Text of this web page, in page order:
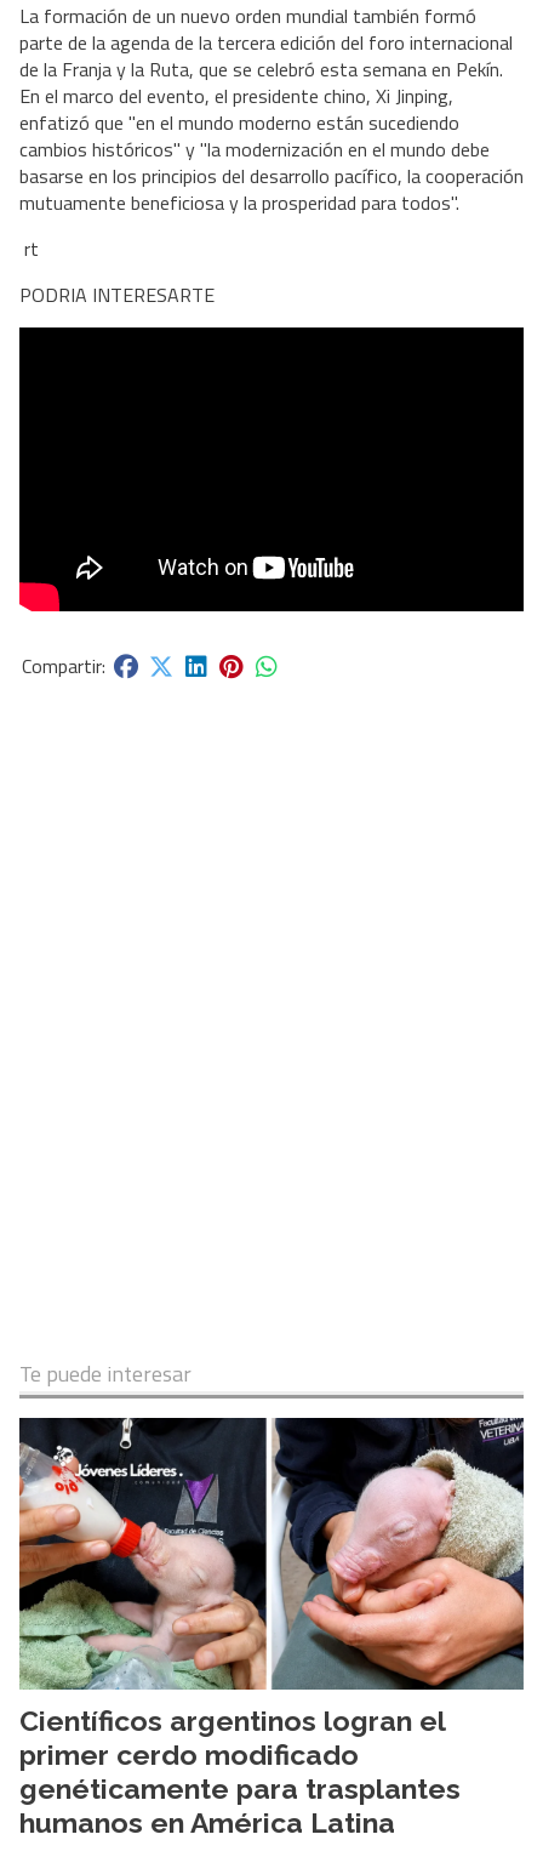
La formación de un nuevo orden mundial también formó
parte de la agenda de la tercera edición del foro internacional
de la Franja y la Ruta, que se celebró esta semana en Pekín.
En el marco del evento, el presidente chino, Xi Jinping,
enfatizó que "en el mundo moderno están sucediendo
cambios históricos" y "la modernización en el mundo debe
basarse en los principios del desarrollo pacífico, la cooperación
mutuamente beneficiosa y la prosperidad para todos".
rt
PODRIA INTERESARTE
Te puede interesar
Científicos argentinos logran el
primer cerdo modificado
genéticamente para trasplantes
humanos en América Latina